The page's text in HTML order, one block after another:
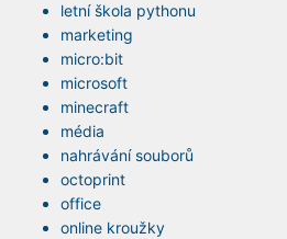
letní škola pythonu
marketing
micro:bit
microsoft
minecraft
média
nahrávání souborů
octoprint
office
online kroužky